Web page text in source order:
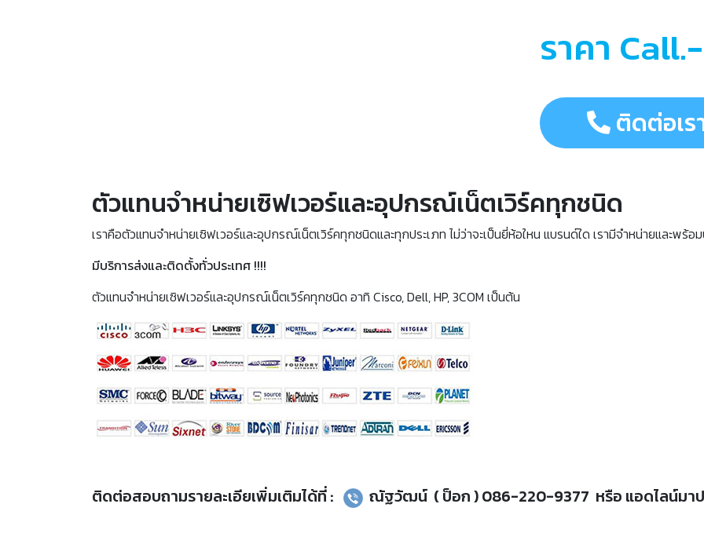
ราคา Call.-
ติดต่อเร
ตัวแทนจำหน่ายเซิฟเวอร์และอุปกรณ์เน็ตเวิร์คทุกชนิด
เราคือตัวแทนจำหน่ายเซิฟเวอร์และอุปกรณ์เน็ตเวิร์คทุกชนิดและทุกประเภท ไม่ว่าจะเป็นยี่ห้อใหน แบรนด์ใด เรามีจำหน่ายและพร้
มีบริการส่งและติดตั้งทั่วประเทศ !!!!
ตัวแทนจำหน่ายเซิฟเวอร์และอุปกรณ์เน็ตเวิร์คทุกชนิด อาทิ Cisco, Dell, HP, 3COM เป็นต้น
ติดต่อสอบถามรายละเอียเพิ่มเติมได้ที่ : ณัฐวัฒน์ ( ป็อก ) 086-220-9377 หรือ แอดไลน์มาป